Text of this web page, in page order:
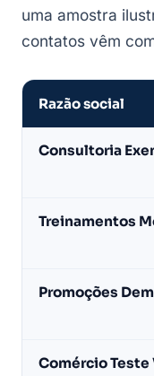
uma amostra
contatos vêm
empresas
(dados
Razão social
Consultoria
Treinamentos
Promoções
Comércio Teste